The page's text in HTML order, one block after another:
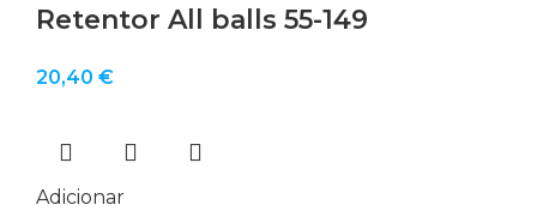
Retentor All balls 55-149
20,40 €
Adicionar